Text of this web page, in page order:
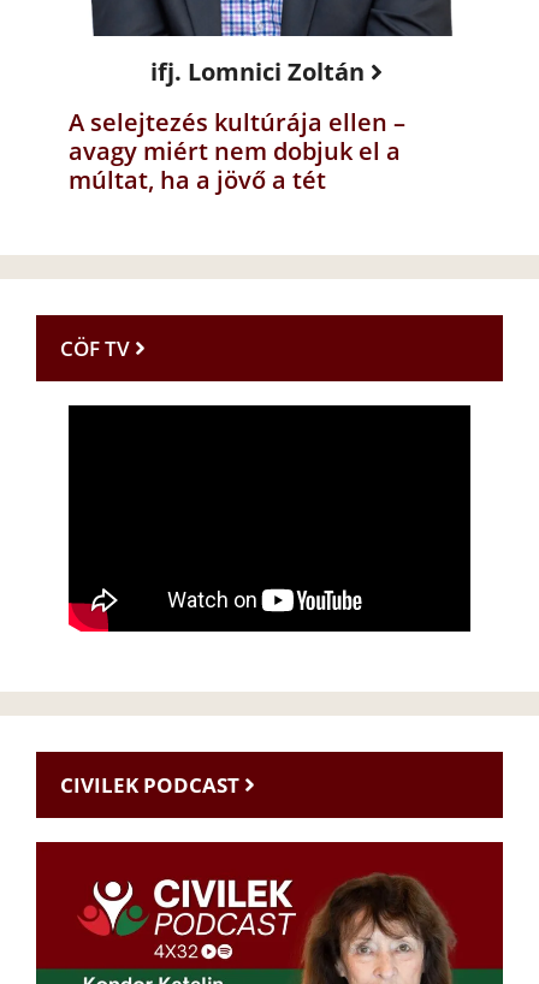
ifj. Lomnici Zoltán
A selejtezés kultúrája ellen –
avagy miért nem dobjuk el a
múltat, ha a jövő a tét
CÖF TV
CIVILEK PODCAST